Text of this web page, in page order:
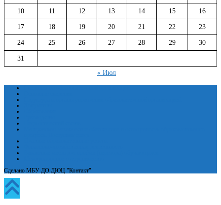
10 11 12 13 14 15 16
17 18 19 20 21 22 23
24 25 26 27 28 29 30
31
« Июл
Сделано МБУ ДО ДЮЦ "Контакт"